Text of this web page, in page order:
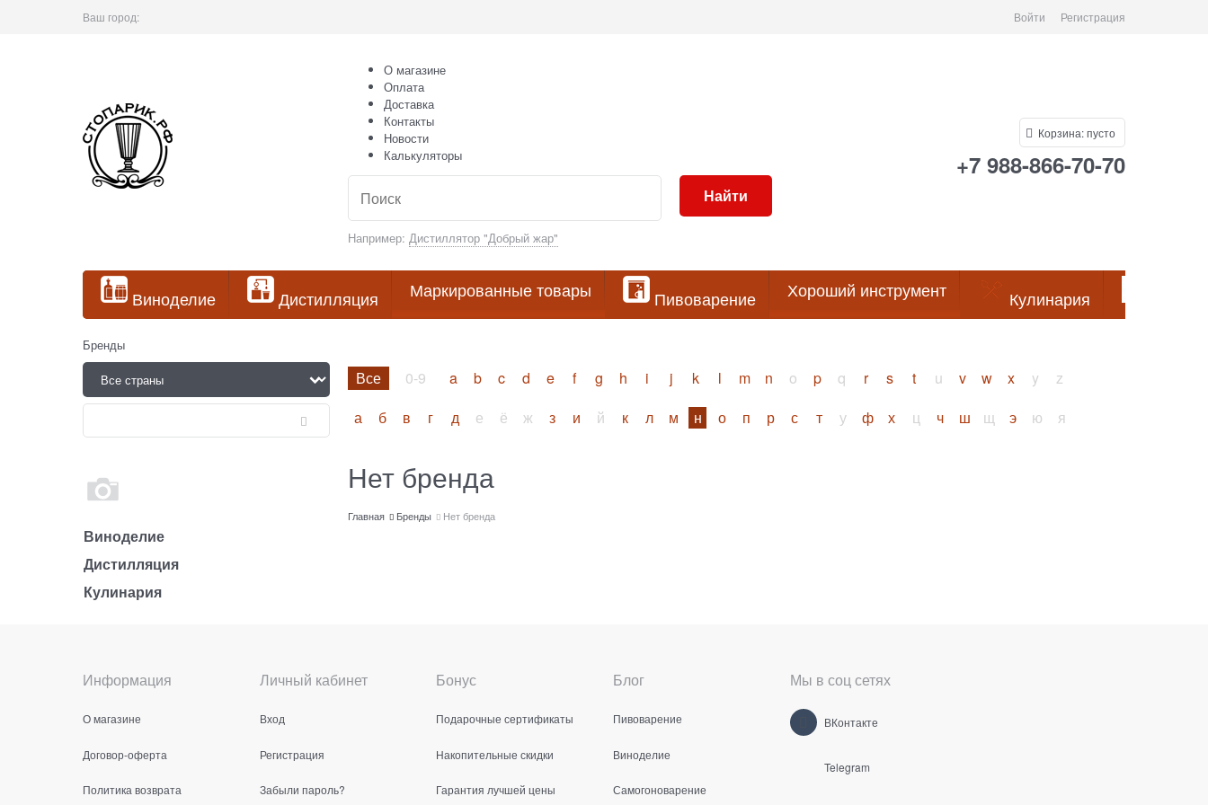
Ваш город: Войти Регистрация
О магазине
Оплата
Доставка
Контакты
Новости
Калькуляторы
Например: Дистиллятор "Добрый жар"
Найти
Корзина:пусто
+7 988-866-70-70
Виноделие Дистилляция Маркированные товары Пивоварение Хороший инструмент Кулинария
Бренды
Все 0-9 a b c d e f g h i j k l m n o p q r s t u v w x y
z
а
б в г д е ё ж з и й к л м н о п р с т у ф х ц ч ш щ э ю я
Виноделие
Дистилляция
Кулинария
Нет бренда
Главная Бренды Нет бренда
Информация
О магазине
Договор-оферта
Политика возврата
Личный кабинет
Вход
Регистрация
Забыли пароль?
Бонус
Подарочные сертификаты
Накопительные скидки
Гарантия лучшей цены
Блог
Пивоварение
Виноделие
Самогоноварение
Мы в соц сетях
ВКонтакте
Telegram